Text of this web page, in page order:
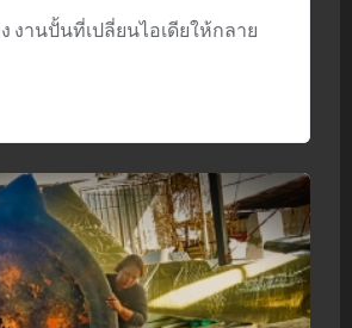
งานปั้นที่เปลี่ยนไอเดียให้กลาย